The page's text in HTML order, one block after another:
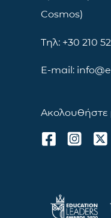
Cosmos)
Τηλ: +30 210
E-mail:
Ακολουθήστε